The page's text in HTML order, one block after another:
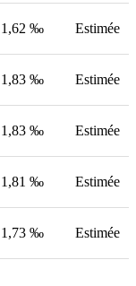
1,62 ‰ Estimée
1,83 ‰ Estimée
1,83 ‰ Estimée
1,81 ‰ Estimée
1,73 ‰ Estimée